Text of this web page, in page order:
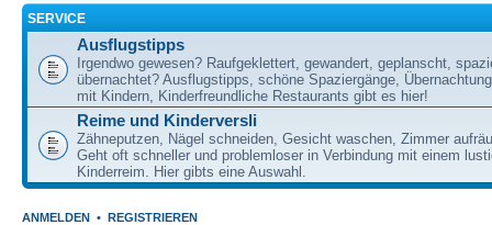
SERVICE
Ausflugstipps
Irgendwo gewesen? Raufgeklettert, gewandert, geplanscht,
übernachtet? Ausflugstipps, schöne Spaziergänge,
mit Kindern, Kinderfreundliche Restaurants gibt es hier!
Reime und Kinderversli
Zähneputzen, Nägel schneiden, Gesicht waschen, Zimmer
Geht oft schneller und problemloser in Verbindung mit einem
Kinderreim. Hier gibts eine Auswahl.
ANMELDEN • REGISTRIEREN